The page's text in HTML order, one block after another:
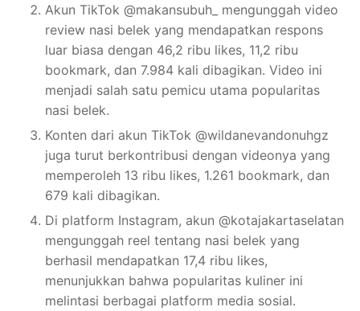
Akun TikTok @makansubuh_ mengunggah video
review nasi belek yang mendapatkan respons
luar biasa dengan 46,2 ribu likes, 11,2 ribu
bookmark, dan 7.984 kali dibagikan. Video ini
menjadi salah satu pemicu utama popularitas
nasi belek.
Konten dari akun TikTok @wildanevandonuhgz
juga turut berkontribusi dengan videonya yang
memperoleh 13 ribu likes, 1.261 bookmark, dan
679 kali dibagikan.
Di platform Instagram, akun @kotajakartaselatan
mengunggah reel tentang nasi belek yang
berhasil mendapatkan 17,4 ribu likes,
menunjukkan bahwa popularitas kuliner ini
melintasi berbagai platform media sosial.